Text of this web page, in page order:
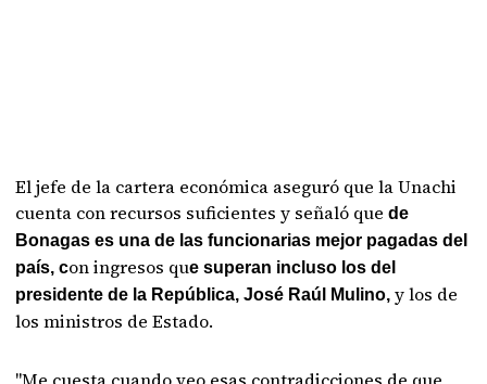
El jefe de la cartera económica aseguró que la Unachi
cuenta con recursos suficientes y señaló que de
Bonagas es una de las funcionarias mejor pagadas del
país, con ingresos que superan incluso los del
presidente de la República, José Raúl Mulino,y los de
los ministros de Estado.